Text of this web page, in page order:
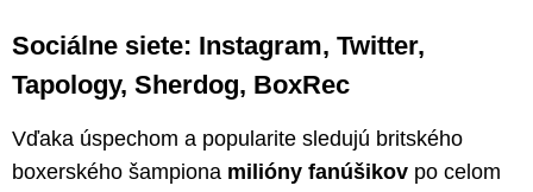
Sociálne siete: Instagram, Twitter,
Tapology, Sherdog, BoxRec
Vďaka úspechom a popularite sledujú britského
boxerského šampiona milióny fanúšikov po celom